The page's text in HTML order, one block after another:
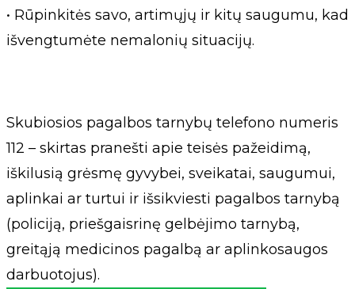
• Rūpinkitės savo, artimųjų ir kitų saugumu, kad
išvengtumėte nemalonių situacijų.
Skubiosios pagalbos tarnybų telefono numeris
112 – skirtas pranešti apie teisės pažeidimą,
iškilusią grėsmę gyvybei, sveikatai, saugumui,
aplinkai ar turtui ir išsikviesti pagalbos tarnybą
(policiją, priešgaisrinę gelbėjimo tarnybą,
greitąją medicinos pagalbą ar aplinkosaugos
darbuotojus).